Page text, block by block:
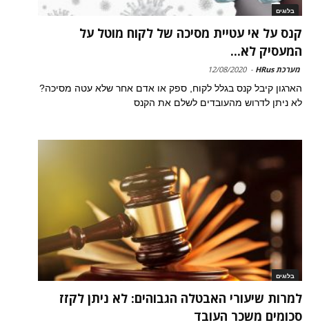
בלוגים
קנס על אי עטיית מסיכה של לקוח מוטל על
המעסיק לא...
מערכת HRus -
12/08/2020
הארגון קיבל קנס בגלל לקוח, ספק או אדם אחר שלא עטה מסיכה?
לא ניתן לדרוש מהעובדים לשלם את הקנס
בלוגים
למרות שיעורי האבטלה הגבוהים: לא ניתן לקזז
סכומים משכר העובד